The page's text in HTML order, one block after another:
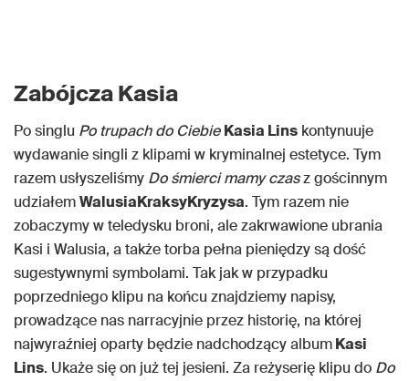
Zabójcza Kasia
Po singlu Po trupach do Ciebie Kasia Lins kontynuuje
wydawanie singli z klipami w kryminalnej estetyce. Tym
razem usłyszeliśmy Do śmierci mamy czasz gościnnym
udziałemWalusiaKraksyKryzysa. Tym razem nie
zobaczymy w teledysku broni, ale zakrwawione ubrania
Kasi i Walusia, a także torba pełna pieniędzy są dość
sugestywnymi symbolami. Tak jak w przypadku
poprzedniego klipu na końcu znajdziemy napisy,
prowadzące nas narracyjnie przez historię, na której
najwyraźniej oparty będzie nadchodzący albumKasi
Lins. Ukaże się on już tej jesieni. Za reżyserię klipu do Do